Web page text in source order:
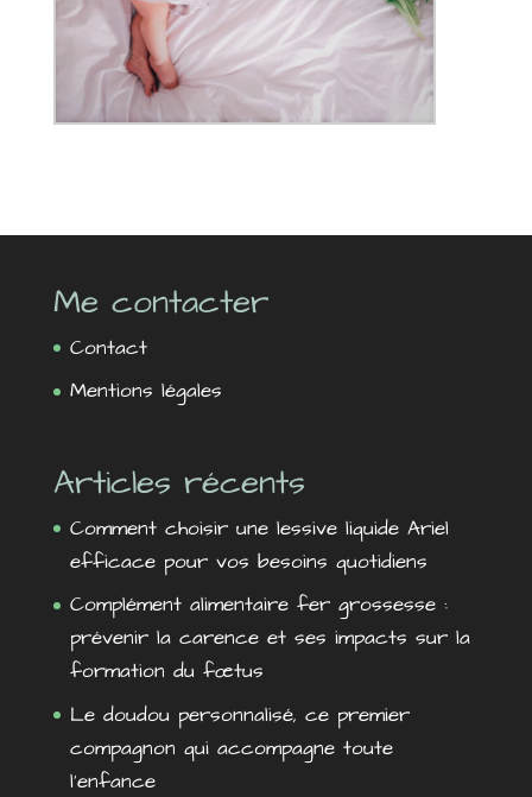
Me contacter
Contact
Mentions légales
Articles récents
Comment choisir une lessive liquide Ariel
efficace pour vos besoins quotidiens
Complément alimentaire fer grossesse :
prévenir la carence et ses impacts sur la
formation du fœtus
Le doudou personnalisé, ce premier
compagnon qui accompagne toute
l’enfance